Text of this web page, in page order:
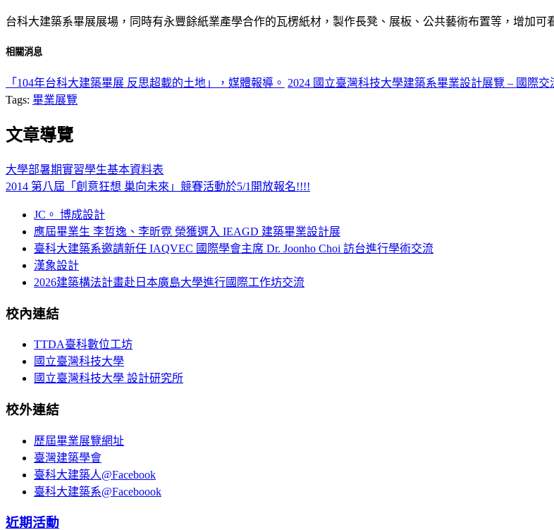
台科大建築系畢展展場，同時有永豐餘紙業產學合作的瓦楞紙材，製作長凳、展板、公共藝術布置等，增加可
相關消息
「104年台科大建築畢展 反思超載的土地」，媒體報導。 2024 國立臺灣科技大學建築系畢業設計展覽 – 國際交
Tags: 畢業展覽
文章導覽
大學部暑期實習學生基本資料表
2014 第八屆「創意狂想 巢向未來」競賽活動於5/1開放報名!!!!
JC。 博成設計
應屆畢業生 李哲逸、李昕霓 榮獲選入 IEAGD 建築畢業設計展
臺科大建築系邀請新任 IAQVEC 國際學會主席 Dr. Joonho Choi 訪台進行學術交流
漢象設計
2026建築構法計畫赴日本廣島大學進行國際工作坊交流
校內連結
TTDA臺科數位工坊
國立臺灣科技大學
國立臺灣科技大學 設計研究所
校外連結
歷屆畢業展覽網址
臺灣建築學會
臺科大建築人@Facebook
臺科大建築系@Faceboook
近期活動